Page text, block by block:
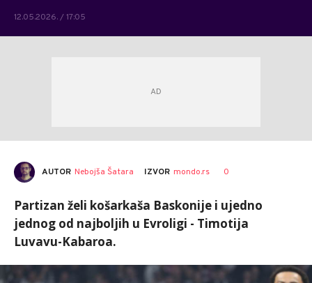
12.05.2026. / 17:05
AUTOR Nebojša Šatara IZVOR mondo.rs 0
Partizan želi košarkaša Baskonije i ujedno
jednog od najboljih u Evroligi - Timotija
Luvavu-Kabaroa.